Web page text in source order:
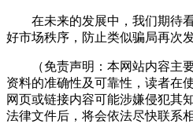
在未来的发展中，我们期待看
好市场秩序，防止类似骗局再次发
（免责声明：本网站内容主要
资料的准确性及可靠性，读者在
网页或链接内容可能涉嫌侵犯其
法律文件后，将会依法尽快联系